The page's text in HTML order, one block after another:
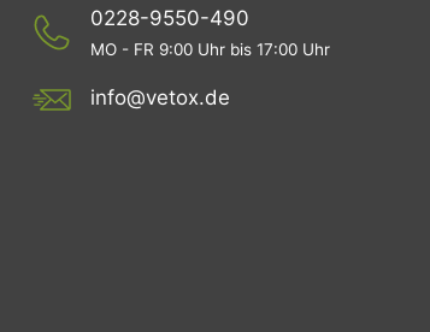
0228-9550-490
MO - FR 9:00 Uhr bis 17:00 Uhr
info@vetox.de